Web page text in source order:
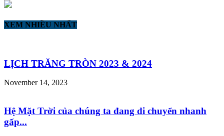
XEM NHIỀU NHẤT
LỊCH TRĂNG TRÒN 2023 & 2024
November 14, 2023
Hệ Mặt Trời của chúng ta đang di chuyển nhanh
gấp...